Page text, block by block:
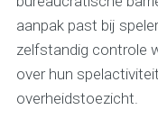
aanpak past bij
zelfstandig controle
over hun
overheidstoezicht.